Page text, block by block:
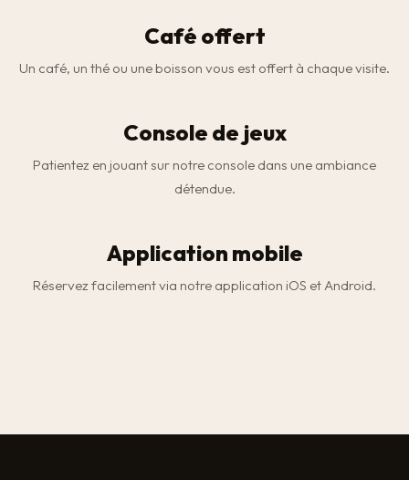
Café offert
Un café, un thé ou une boisson vous est offert à chaque visite.
Console de jeux
Patientez en jouant sur notre console dans une ambiance
détendue.
Application mobile
Réservez facilement via notre application iOS et Android.